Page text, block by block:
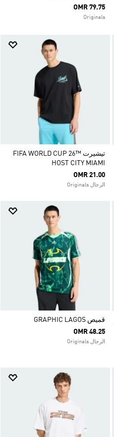
OMR 79.75
Originals
تيشيرت FIFA WORLD CUP 26™
HOST CITY MIAMI
OMR 21.00
الرجال Originals
قميص GRAPHIC LAGOS
OMR 48.25
الرجال Originals